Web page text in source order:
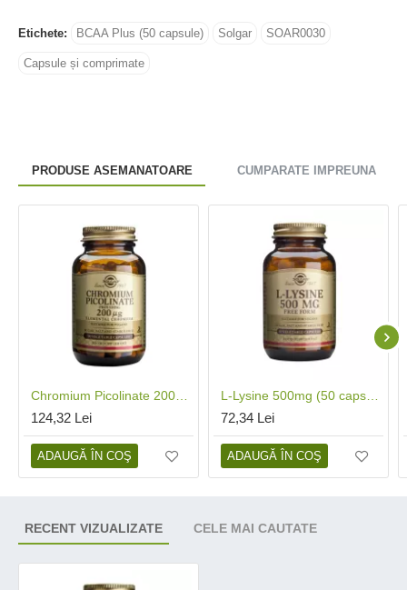
Etichete: BCAA Plus (50 capsule) Solgar SOAR0030
Capsule și comprimate
PRODUSE ASEMANATOARE CUMPARATE IMPREUNA
124,32 Lei
ADAUGĂ ÎN COŞ
72,34 Lei
ADAUGĂ ÎN COŞ
RECENT VIZUALIZATE CELE MAI CAUTATE